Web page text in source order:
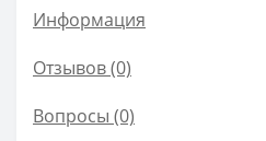
Информация
Отзывов (0)
Вопросы (0)